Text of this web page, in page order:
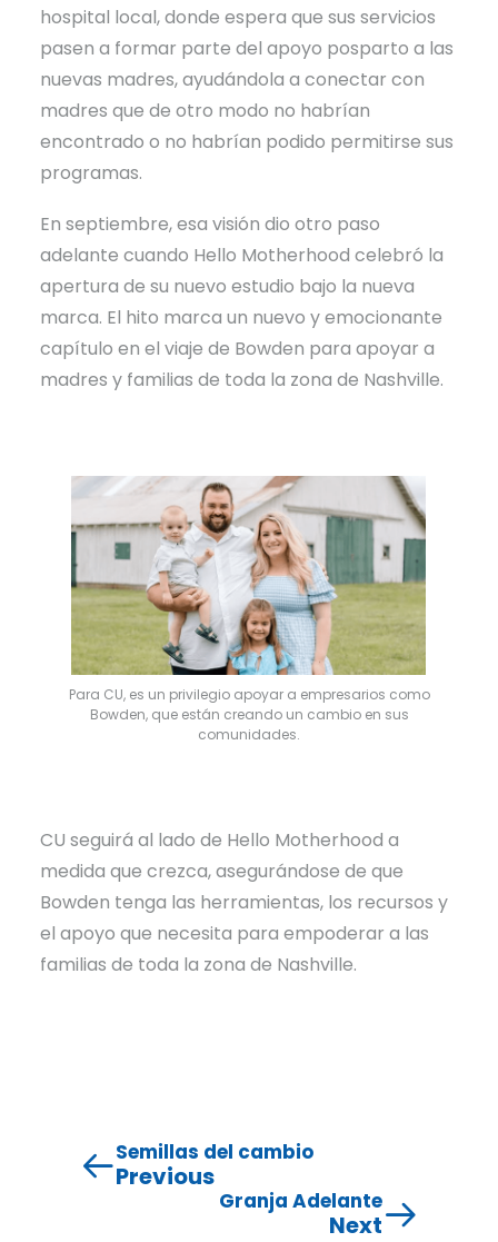
hospital local, donde espera que sus servicios
pasen a formar parte del apoyo posparto a las
nuevas madres, ayudándola a conectar con
madres que de otro modo no habrían
encontrado o no habrían podido permitirse sus
programas.
En septiembre, esa visión dio otro paso
adelante cuando Hello Motherhood celebró la
apertura de su nuevo estudio bajo la nueva
marca. El hito marca un nuevo y emocionante
capítulo en el viaje de Bowden para apoyar a
madres y familias de toda la zona de Nashville.
Para CU, es un privilegio apoyar a empresarios como
Bowden, que están creando un cambio en sus
comunidades.
CU seguirá al lado de Hello Motherhood a
medida que crezca, asegurándose de que
Bowden tenga las herramientas, los recursos y
el apoyo que necesita para empoderar a las
familias de toda la zona de Nashville.
Semillas del cambio
Previous
Granja Adelante
Next